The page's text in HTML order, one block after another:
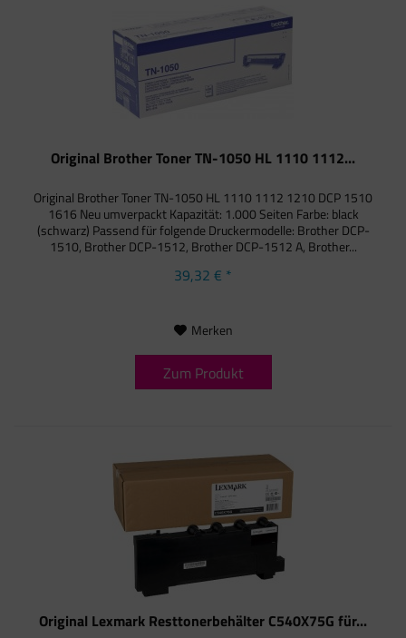
Original Brother Toner TN-1050 HL 1110 1112...
Original Brother Toner TN-1050 HL 1110 1112 1210 DCP 1510
1616 Neu umverpackt Kapazität: 1.000 Seiten Farbe: black
(schwarz) Passend für folgende Druckermodelle: Brother DCP-
1510, Brother DCP-1512, Brother DCP-1512 A, Brother...
39,32 € *
Merken
Zum Produkt
Original Lexmark Resttonerbehälter C540X75G für...